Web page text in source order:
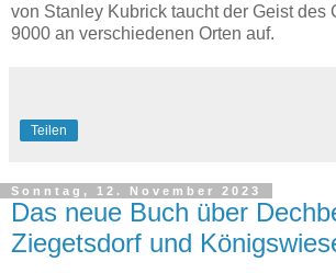
von Stanley Kubrick taucht der Geist des
9000 an verschiedenen Orten auf.
Teilen
Sonntag, 12. November 2023
Das neue Buch über
Ziegetsdorf und